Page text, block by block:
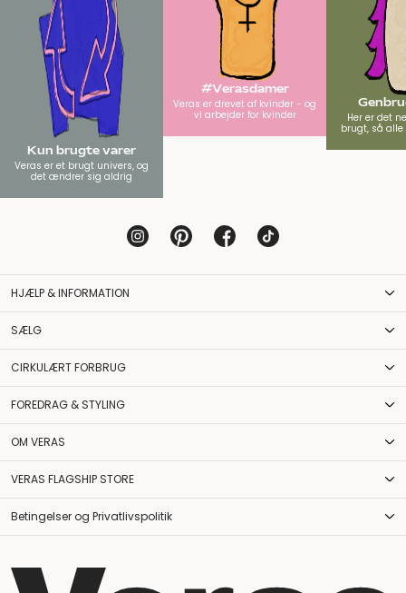
Kun brugte varer
Veras er et brugt univers, og
det ændrer sig aldrig
#Verasdamer
Veras er drevet af kvinder - og
vi arbejder for kvinder
Her er det
brugt, så
HJÆLP & INFORMATION
SÆLG
CIRKULÆRT FORBRUG
FOREDRAG & STYLING
OM VERAS
VERAS FLAGSHIP STORE
Betingelser og Privatlivspolitik